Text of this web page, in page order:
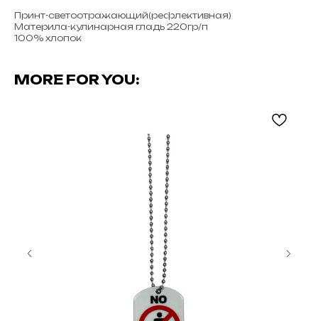
Принт-светоотражающий(рефлективная)
Материла-кулинарная гладь 220гр/п
100% хлопок
MORE FOR YOU: